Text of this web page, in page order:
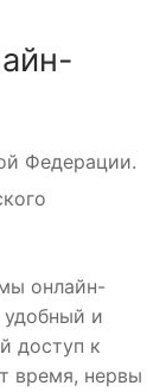
Федерации.
онлайн-
удобный и
доступ к
время, нервы